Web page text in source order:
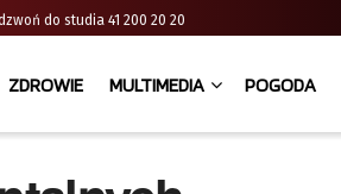
do studia 41 200 20 20
ZDROWIE MULTIMEDIA POGODA